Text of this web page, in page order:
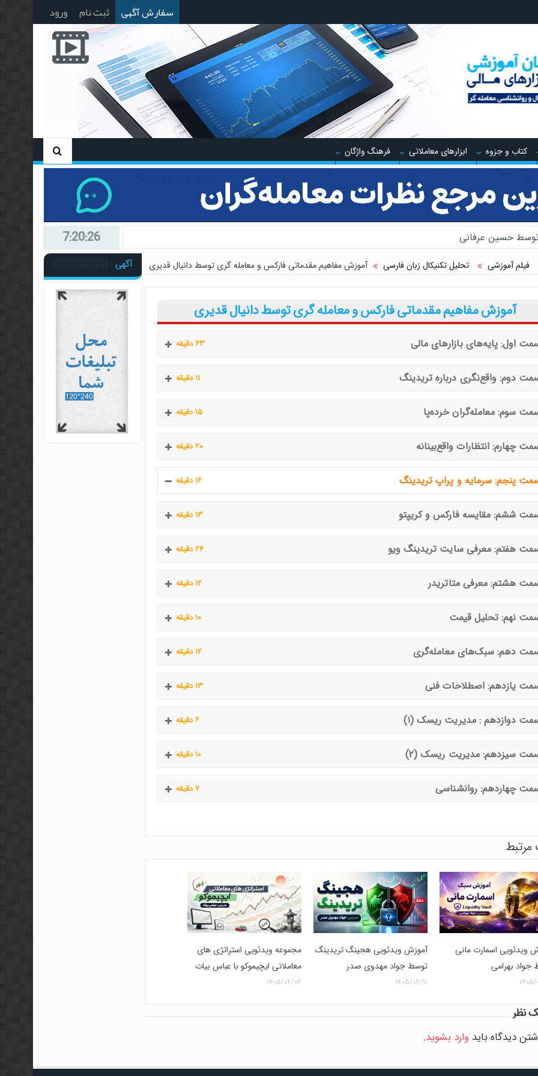
سفارش آگهی ثبت نام ورود
کتاب و جزوه ابزارهای معاملاتی فرهنگ واژگان
حسین عرفانی
معامله گر
پرایس اکشن با مهدی صمدی
غلامی
و معامله گری توسط دانیال قدیری
با دوبله فارسی پرستو موسوی
جواد بهرامی
توسط جواد مهدوی صدر
ایچیموکو با عباس بیات
7:20:27
فیلم آموزشی تحلیل تکنیکال زبان فارسی آموزش مفاهیم مقدماتی فارکس و معامله گری توسط دانیال قدیری
آموزش مفاهیم مقدماتی فارکس و معامله گری توسط دانیال قدیری
اول: پایه‌های بازارهای مالی ۲۳ دقیقه
دوم: واقع‌نگری درباره تریدینگ ۱۱ دقیقه
سوم: معامله‌گران خرده‌پا ۱۵ دقیقه
چهارم: انتظارات واقع‌بینانه ۲۰ دقیقه
پنجم: سرمایه و پراپ تریدینگ ۱۶ دقیقه
ششم: مقایسه فارکس و کریپتو ۱۳ دقیقه
هفتم: معرفی سایت تریدینگ ویو ۲۴ دقیقه
هشتم: معرفی متاتریدر ۱۲ دقیقه
نهم: تحلیل قیمت ۱۰ دقیقه
دهم: سبک‌های معامله‌گری ۱۲ دقیقه
یازدهم: اصطلاحات فنی ۱۳ دقیقه
دوازدهم : مدیریت ریسک (۱) ۶ دقیقه
سیزدهم: مدیریت ریسک (۲) ۱۰ دقیقه
چهاردهم: روانشناسی ۷ دقیقه
ویدئویی اسمارت مانی
جواد بهرامی
۰۹
آموزش ویدئویی هجینگ تریدینگ
توسط جواد مهدوی صدر
۱۴۰۵/۰۴/۱۱
مجموعه ویدئویی استراتژی های
معاملاتی ایچیموکو با عباس بیات
۱۴۰۵/۰۴/۰۴
نظر
دیدگاه باید وارد بشوید.
آگهی